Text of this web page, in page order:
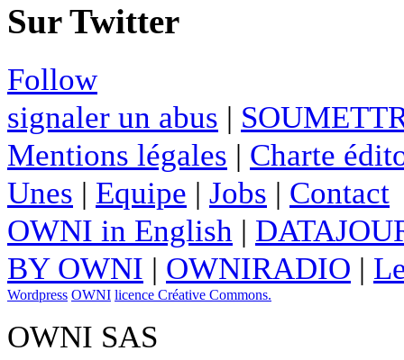
Sur Twitter
Follow
signaler un abus |
Mentions légales | Charte
Unes | Equipe | Jobs | Contact
OWNI in English |
BY OWNI | OWNIRADIO |
Wordpress OWNI licence Créative Commons.
OWNI SAS